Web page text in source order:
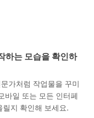
하는 모습을 확인하
가처럼 작업물을 꾸미
바일 또는 모든 인터페
지 확인해 보세요.